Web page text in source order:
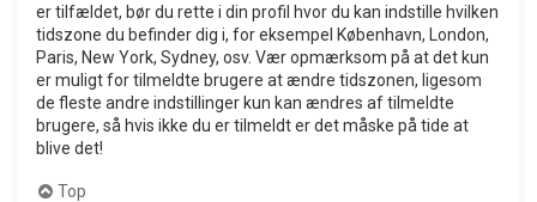
er tilfældet, bør du rette i din profil hvor du kan indstille hvilken
tidszone du befinder dig i, for eksempel København, London,
Paris, New York, Sydney, osv. Vær opmærksom på at det kun
er muligt for tilmeldte brugere at ændre tidszonen, ligesom
de fleste andre indstillinger kun kan ændres af tilmeldte
brugere, så hvis ikke du er tilmeldt er det måske på tide at
blive det!
Top